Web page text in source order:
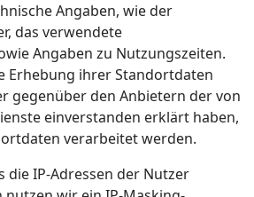
Angaben, wie der
das verwendete
Angaben zu Nutzungszeiten.
Erhebung ihrer Standortdaten
gegenüber den Anbietern der von
einverstanden erklärt haben,
verarbeitet werden.
die IP-Adressen der Nutzer